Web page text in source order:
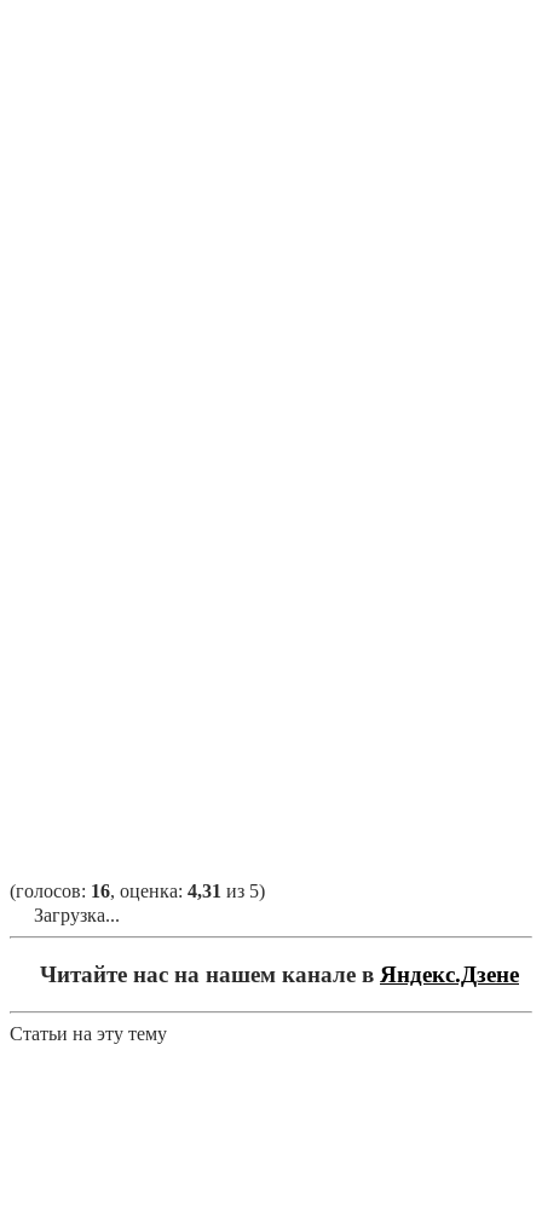
(голосов: 16, оценка: 4,31 из 5)
Загрузка...
Читайте нас на нашем канале в Яндекс.Дзене
Статьи на эту тему